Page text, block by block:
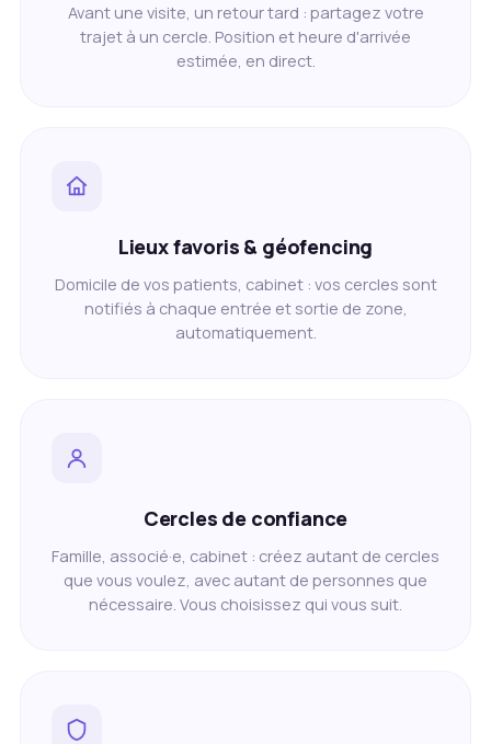
Avant une visite, un retour tard : partagez votre
trajet à un cercle. Position et heure d'arrivée
estimée, en direct.
Lieux favoris & géofencing
Domicile de vos patients, cabinet : vos cercles sont
notifiés à chaque entrée et sortie de zone,
automatiquement.
Cercles de confiance
Famille, associé·e, cabinet : créez autant de cercles
que vous voulez, avec autant de personnes que
nécessaire. Vous choisissez qui vous suit.